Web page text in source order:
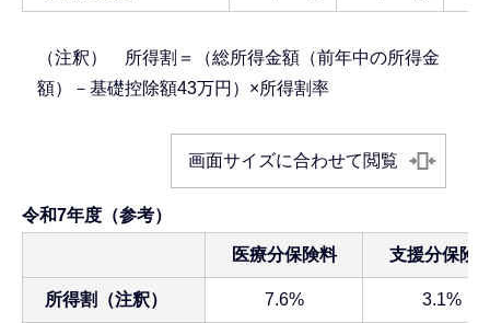
（注釈） 所得割＝（総所得金額（前年中の所得金
額）－基礎控除額43万円）×所得割率
画面サイズに合わせて閲覧
令和7年度（参考）
医療分保険料 支援分保険
所得割（注釈） 7.6% 3.1%